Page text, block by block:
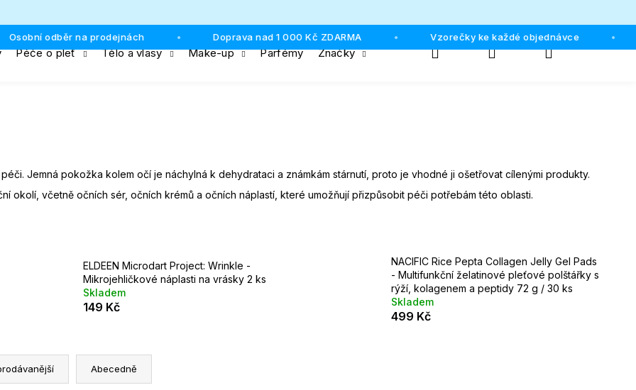
Osobní odběr na prodejnách Doprava nad 1 000 Kč ZDARMA Vzorečky ke každé objednávce
Péče o pleť Tělo a vlasy Make-up Parfémy Značky Hledat PřihlášeníNákupní
Jemná pokožka kolem očí je náchylná k dehydrataci a známkám stárnutí, proto je vhodné ji ošetřovat cílenými produkty.
včetně očních sér, očních krémů a očních náplastí, které umožňují přizpůsobit péči potřebám této oblasti.
ELDEEN Microdart Project: Wrinkle -
Mikrojehličkové náplasti na vrásky 2 ks
Skladem
149 Kč
NACIFIC Rice Pepta Collagen Jelly Gel Pads
- Multifunkční želatinové pleťové polštářky s
rýží, kolagenem a peptidy 72 g / 30 ks
Skladem
499 Kč
Abecedně
Doporučujeme